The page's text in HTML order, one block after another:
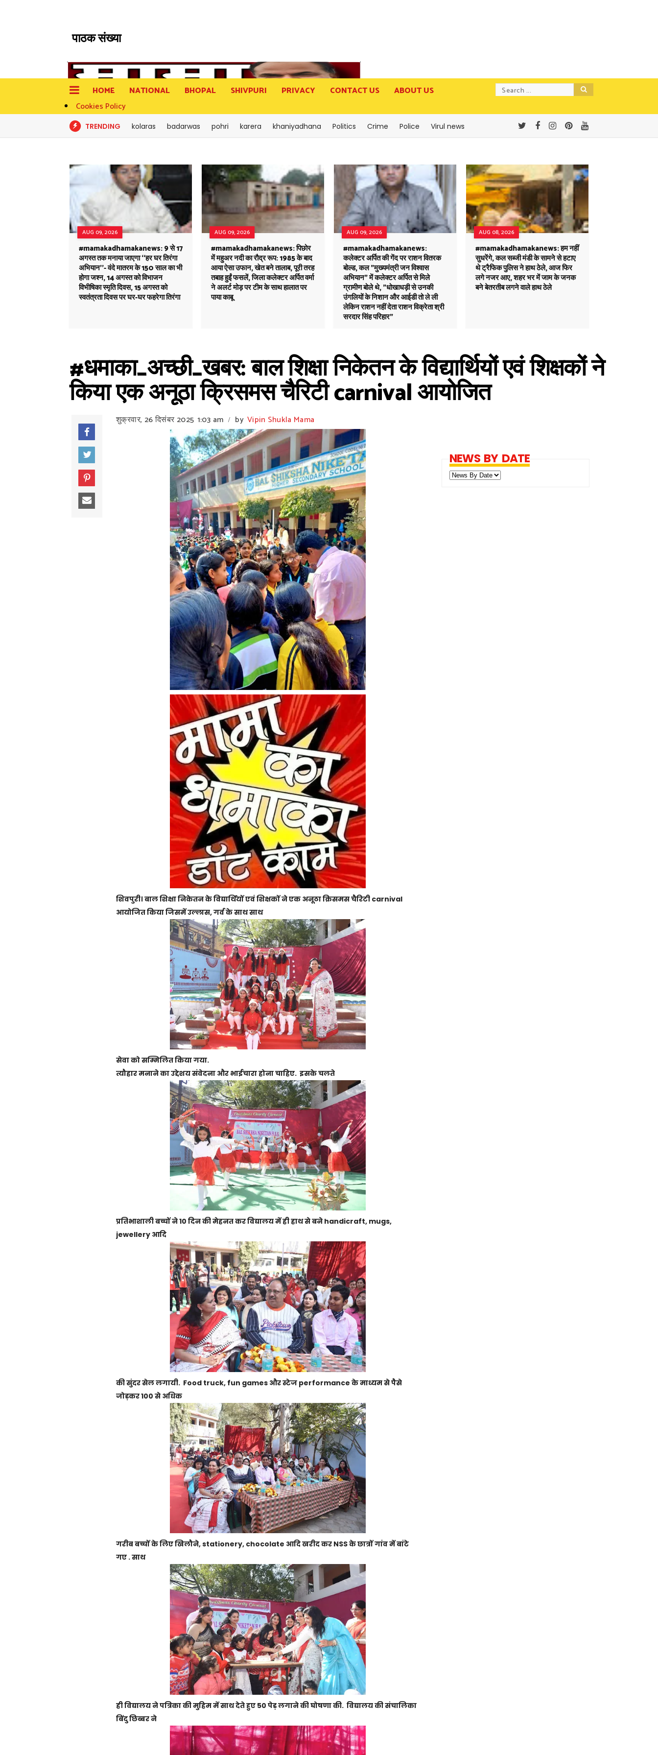
पाठक संख्या
HOME NATIONAL BHOPAL SHIVPURI PRIVACY CONTACT US
ABOUT US
Cookies Policy
TRENDING kolaras badarwas pohri karera khaniyadhana Politics Crime Police Virul news
AUG 09, 2026
#mamakadhamakanews: 9 से 17
अगस्त तक मनाया जाएगा ‘‘हर घर तिरंगा
अभियान’’- वंदे मातरम के 150 साल का भी
होगा जश्न, 14 अगस्त को विभाजन
विभीषिका स्मृति दिवस, 15 अगस्त को
स्वतंत्रता दिवस पर घर-घर फहरेगा तिरंगा
AUG 09, 2026
#mamakadhamakanews: पिछोर
में महुअर नदी का रौद्र रूप: 1985 के बाद
आया ऐसा उफान, खेत बने तालाब, पूरी तरह
तबाह हुईं फसलें, जिला कलेक्टर अर्पित वर्मा
ने अलर्ट मोड़ पर टीम के साथ हालात पर
पाया काबू
AUG 09, 2026
#mamakadhamakanews:
कलेक्टर अर्पित की गेंद पर राशन वितरक
बोल्ड, कल "मुख्यमंत्री जन विश्वास
अभियान" में कलेक्टर अर्पित से मिले
ग्रामीण बोले थे, "धोखाधड़ी से उनकी
उंगलियों के निशान और आईडी तो ले ली
लेकिन राशन नहीं देता राशन विक्रेता श्री
सरदार सिंह परिहार"
AUG 08, 2026
#mamakadhamakanews: हम नहीं
सुधरेंगे, कल सब्जी मंडी के सामने से हटाए
थे ट्रैफिक पुलिस ने हाथ ठेले, आज फिर
लगे नजर आए, शहर भर में जाम के जनक
बने बेतरतीब लगने वाले हाथ ठेले
#धमाका_अच्छी_खबर: बाल शिक्षा निकेतन के विद्यार्थियों एवं शिक्षकों ने
किया एक अनूठा क्रिसमस चैरिटी carnival आयोजित
शुक्रवार, 26 दिसंबर 2025 1:03 am / by Vipin Shukla Mama
शिवपुरी। बाल शिक्षा निकेतन के विद्यार्थियों एवं शिक्षकों ने एक अनूठा क्रिसमस चैरिटी carnival
आयोजित किया जिसमें उल्लास, गर्व के साथ साथ
सेवा को सम्मिलित किया गया.
त्यौहार मनाने का उद्देशय संवेदना और भाईचारा होना चाहिए. इसके चलते
प्रतिभाशाली बच्चों ने 10 दिन की मेहनत कर विद्यालय में ही हाथ से बने handicraft, mugs,
jewellery आदि
की सुंदर सेल लगायी. Food truck, fun games और स्टेज performance के माध्यम से पैसे
जोड़कर 100 से अधिक
गरीब बच्चों के लिए खिलौने, stationery, chocolate आदि खरीद कर NSS के छात्रों गांव में बांटे
गए . साथ
ही विद्यालय ने पत्रिका की मुहिम में साथ देते हुए 50 पेड़ लगाने की घोषणा की. विद्यालय की संचालिका
बिंदु छिब्बर ने
NEWS BY DATE